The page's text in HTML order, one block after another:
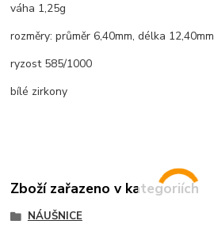
váha 1,25g
rozměry: průměr 6,40mm, délka 12,40mm
ryzost 585/1000
bílé zirkony
Zboží zařazeno v kategoriích
NÁUŠNICE